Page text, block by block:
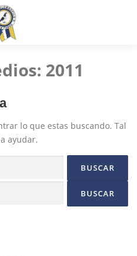
2011
lo que estas buscando. Tal
ayudar.